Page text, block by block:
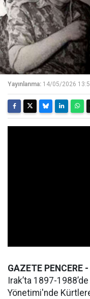
Yayınlanma: 14/05/2026
GAZETE PENCERE -
Irak’ta 1897-
Yönetimi'nde